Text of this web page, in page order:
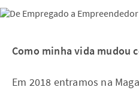
Como minha vida mudou
Em 2018 entramos na